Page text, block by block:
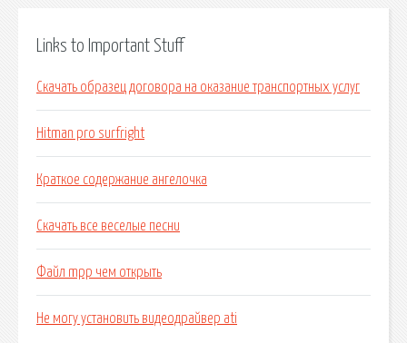
Links to Important Stuff
Скачать образец договора на оказание транспортных услуг
Hitman pro surfright
Краткое содержание ангелочка
Скачать все веселые песни
Файл mpp чем открыть
Не могу установить видеодрайвер ati